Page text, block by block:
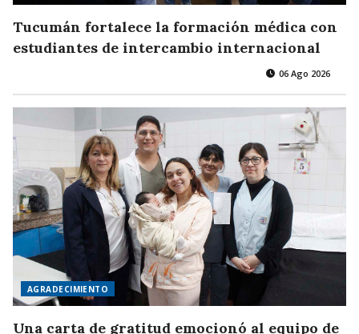
Tucumán fortalece la formación médica con
estudiantes de intercambio internacional
06 Ago 2026
AGRADECIMIENTO
Una carta de gratitud emocionó al equipo de